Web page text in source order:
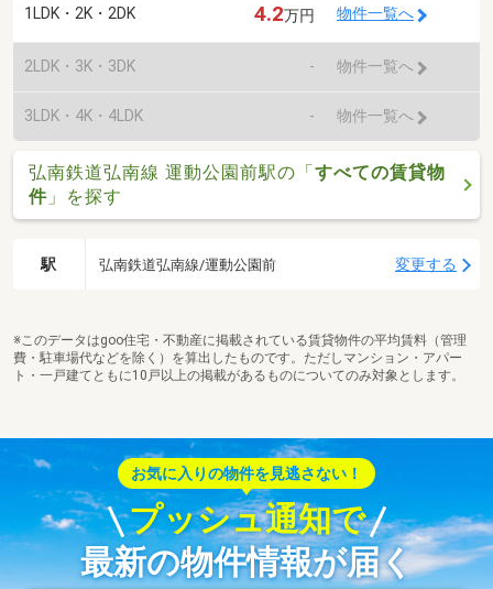
1LDK・2K・2DK 4.2万円 物件一覧へ
2LDK・3K・3DK - 物件一覧へ
3LDK・4K・4LDK - 物件一覧へ
弘南鉄道弘南線 運動公園前駅の「すべての賃貸物
件 」を探す
駅 弘南鉄道弘南線/運動公園前 変更する
※このデータはgoo住宅・不動産に掲載されている賃貸物件の平均賃料（管理
費・駐車場代などを除く）を算出したものです。ただしマンション・アパー
ト・一戸建てともに10戸以上の掲載があるものについてのみ対象とします。
お気に入りの物件を見逃さない！
プッシュ通知で
最新の物件情報が届く